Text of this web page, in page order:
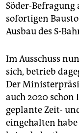
Söder-
sofortigen
Ausbau des S-
Im Ausschuss
sich, betrieb
Der
auch 2020 schon
geplante Zeit-
eingehalten